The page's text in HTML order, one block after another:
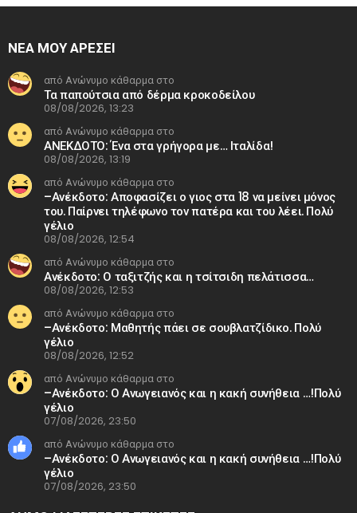
ΝΕΑ ΜΟΥ ΑΡΕΣΕΙ
από Ανώνυμο κάθαρμα στο
Τα παπούτσια από δέρμα κροκοδείλου
08/08/2026, 13:23
από Ανώνυμο κάθαρμα στο
ΑΝΕΚΔΟΤΟ: Ένα στα γρήγορα με… Ιταλίδα!
08/08/2026, 13:19
από Ανώνυμο κάθαρμα στο
–Ανέκδοτο: Αποφασίζει ο γιος στα 18 να μείνει μόνος
του. Παίρνει τηλέφωνο τον πατέρα και του λέει. Πολύ
γέλιο
08/08/2026, 12:54
από Ανώνυμο κάθαρμα στο
Ανέκδοτο: Ο ταξιτζής και η τσίτσιδη πελάτισσα…
08/08/2026, 12:53
από Ανώνυμο κάθαρμα στο
–Ανέκδοτο: Μαθητής πάει σε σουβλατζίδικο. Πολύ
γέλιο
08/08/2026, 12:52
από Ανώνυμο κάθαρμα στο
–Ανέκδοτο: Ο Ανωγειανός και η κακή συνήθεια …!Πολύ
γέλιο
07/08/2026, 23:50
από Ανώνυμο κάθαρμα στο
–Ανέκδοτο: Ο Ανωγειανός και η κακή συνήθεια …!Πολύ
γέλιο
07/08/2026, 23:50